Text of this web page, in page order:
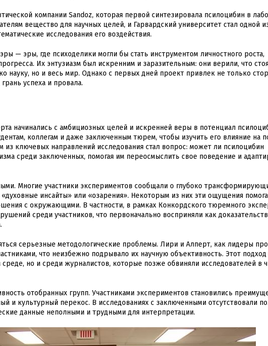
компании Sandoz, которая первой синтезировала псилоцибин в
вещество для научных целей, и Гарвардский университет стал одной
исследования его воздействия.
— эры, где психоделики могли бы стать инструментом личностного роста,
Их энтузиазм был искренним и заразительным: они верили, что
науку, но и весь мир. Однако с первых дней проект привлек не только
успеха и провала.
начинались с амбициозных целей и искренней веры в потенциал
коллегам и даже заключенным тюрем, чтобы изучить его влияние на
ключевых направлений исследования стал вопрос: может ли псилоцибин
среди заключенных, помогая им переосмыслить свое поведение и
Многие участники экспериментов сообщали о глубоко
инсайты» или «озарения». Некоторым из них эти ощущения
с окружающими. В частности, в рамках Конкордского тюремного
среди участников, что первоначально восприняли как
серьезные методологические проблемы. Лири и Алперт, как лидеры
что неизбежно подрывало их научную объективность. Этот
но и среди журналистов, которые позже обвиняли исследователей в
отобранных групп. Участниками экспериментов становились
и культурный перекос. В исследованиях с заключенными отсутствовали
данные неполными и трудными для интерпретации.